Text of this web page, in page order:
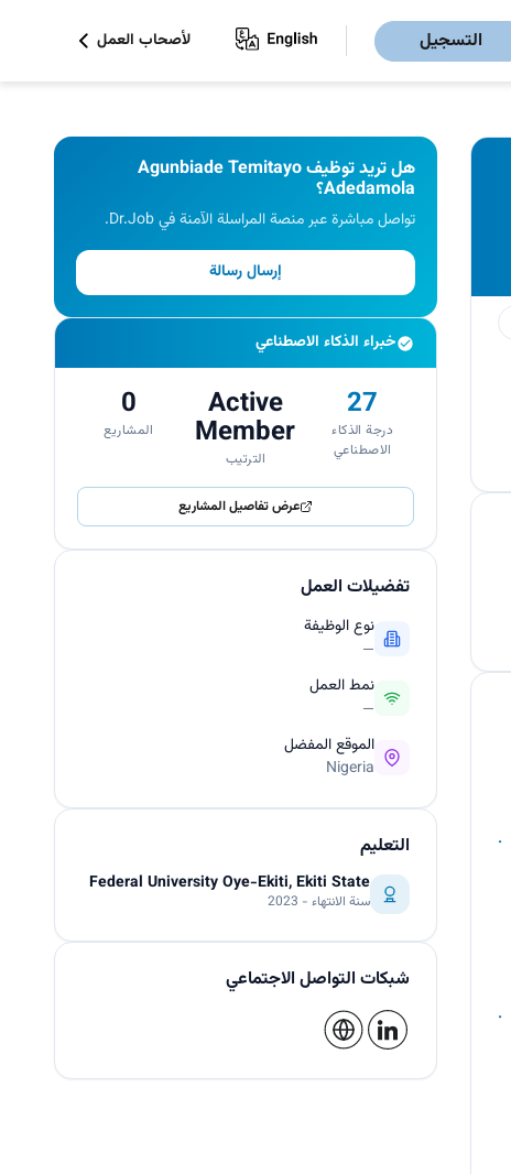
التسجيل لأصحاب العمل
هل تريد توظيف Agunbiade Temitayo
Adedamola؟
تواصل مباشرة عبر منصة المراسلة الآمنة في Dr.Job.
إرسال رسالة
خبراء الذكاء الاصطناعي
27
درجة الذكاء
الاصطناعي
Active
Member
الترتيب
0
المشاريع
عرض تفاصيل المشاريع
تفضيلات العمل
نوع الوظيفة
—
نمط العمل
—
الموقع المفضل
Nigeria
التعليم
Federal University Oye-Ekiti, Ekiti State
سنة الانتهاء - 2023
شبكات التواصل الاجتماعي